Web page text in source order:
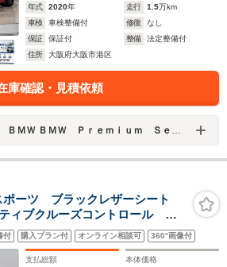
年式 2020年 走行 1.5万km
車検
車検整備付 修復
なし
保証
保証付 整備
法定整備付
住所
大阪府大阪市港区
庫確認・見積依頼
ＢＭＷ Ｐｒｅｍｉｕｍ Ｓｅｌｅｃｔｉｏｎ 大阪ベイ
ーツ ブラックレザーシート
ィブクルーズコントロール ラ
ヘッドライト 純正18インチア
ングアシスト バックカメラ
付 購入プラン付 オンライン相談可 360°画像付
支払総額 本体価格